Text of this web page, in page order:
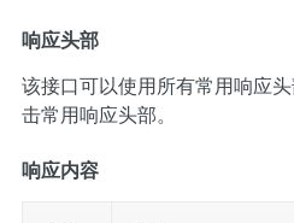
响应头部
该接口可以使用所有常用响应
击常用响应头部。
响应内容